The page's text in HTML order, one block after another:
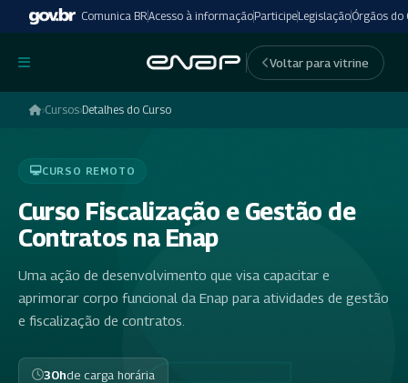
Comunica BRAcesso à informaçãoParticipeLegislaçãoÓrgãos do
Voltar para vitrine
›Cursos›Detalhes do Curso
CURSO REMOTO
Curso Fiscalização e Gestão de
Contratos na Enap
Uma ação de desenvolvimento que visa capacitar e
aprimorar corpo funcional da Enap para atividades de gestão
e fiscalização de contratos.
30hde carga horária